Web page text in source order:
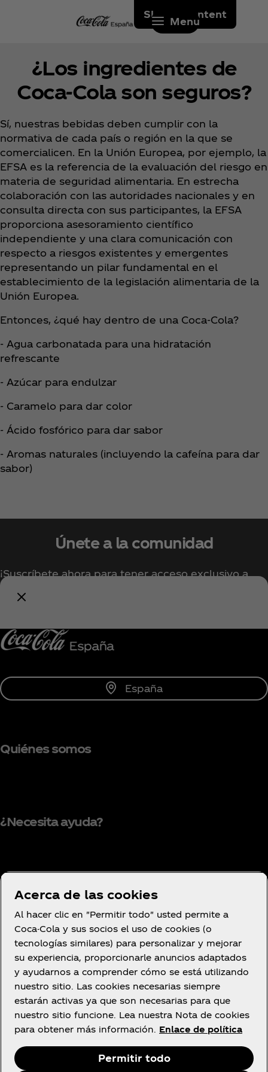
Skip to content
Menu
¿Los ingredientes de
Coca‑Cola son seguros?
Sí, nuestras bebidas deben cumplir con la
normativa de cada país o región en la que se
comercialicen. En la Unión Europea, por ejemplo, la
EFSA es la referencia de la evaluación del riesgo en
materia de seguridad alimentaria. En estrecha
colaboración con las autoridades nacionales y en
consulta directa con sus participantes, la EFSA
proporciona asesoramiento científico
independiente y una clara comunicación con
respecto a riesgos existentes y emergentes
representando un pilar fundamental en el
establecimiento de la legislación alimentaria de la
Unión Europea.
Entonces, ¿qué hay dentro de una Coca‑Cola?
- Agua carbonatada para una hidratación
refrescante
- Azúcar para endulzar
- Caramelo para dar color
- Ácido fosfórico para dar sabor
- Aromas naturales (incluyendo la cafeína para dar
sabor)
Únete a la comunidad
¡Suscríbete ahora para tener acceso exclusivo a
todo lo relacionado con Coca‑Cola!
España
Quiénes somos
¿Necesita ayuda?
Configuración de cookies
Aviso de cookies
Declaración de Accesibilidad
Facebook
YouTube
Instagram
Acerca de las cookies
Al hacer clic en "Permitir todo" usted permite a
Coca-Cola y sus socios el uso de cookies (o
tecnologías similares) para personalizar y mejorar
su experiencia, proporcionarle anuncios adaptados
y ayudarnos a comprender cómo se está utilizando
nuestro sitio. Las cookies necesarias siempre
estarán activas ya que son necesarias para que
nuestro sitio funcione. Lea nuestra Nota de cookies
para obtener más información. Enlace de política
Permitir todo